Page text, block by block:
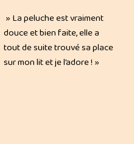
» La peluche est vraiment
douce et bien faite, elle a
tout de suite trouvé sa place
sur mon lit et je l’adore ! »